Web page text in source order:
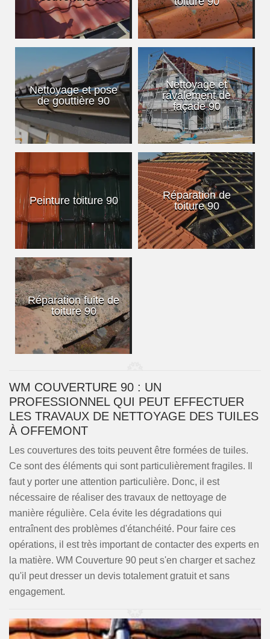
Nettoyage et pose
de gouttière 90
Nettoyage et
ravalement de
façade 90
Peinture toiture 90
Réparation de
toiture 90
Réparation fuite de
toiture 90
WM COUVERTURE 90 : UN
PROFESSIONNEL QUI PEUT EFFECTUER
LES TRAVAUX DE NETTOYAGE DES TUILES
À OFFEMONT
Les couvertures des toits peuvent être formées de tuiles.
Ce sont des éléments qui sont particulièrement fragiles. Il
faut y porter une attention particulière. Donc, il est
nécessaire de réaliser des travaux de nettoyage de
manière régulière. Cela évite les dégradations qui
entraînent des problèmes d'étanchéité. Pour faire ces
opérations, il est très important de contacter des experts en
la matière. WM Couverture 90 peut s'en charger et sachez
qu'il peut dresser un devis totalement gratuit et sans
engagement.